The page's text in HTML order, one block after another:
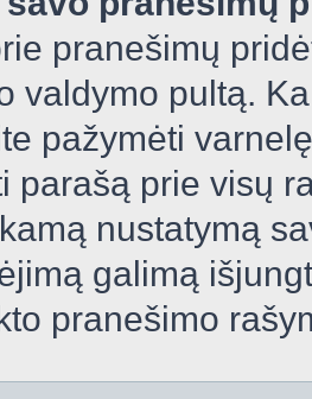
pranešimų
valdymo pultą.
pažymėti
parašą prie visų
nustatymą
galimą
pranešimo